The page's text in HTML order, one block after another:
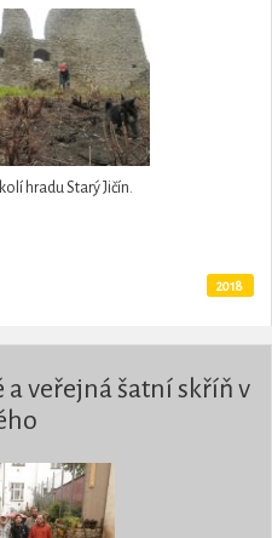
hradu Starý Jičín.
2018
veřejná šatní skříň v